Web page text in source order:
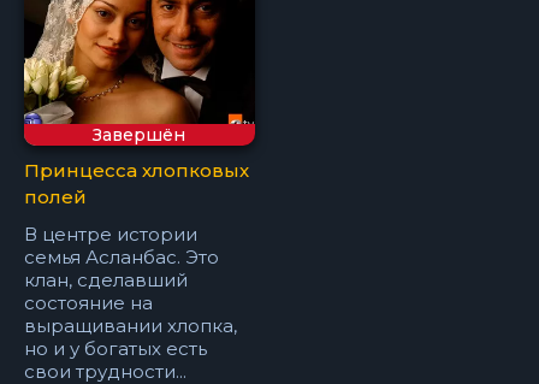
Завершён
Принцесса хлопковых
полей
В центре истории
семья Асланбас. Это
клан, сделавший
состояние на
выращивании хлопка,
но и у богатых есть
свои трудности...